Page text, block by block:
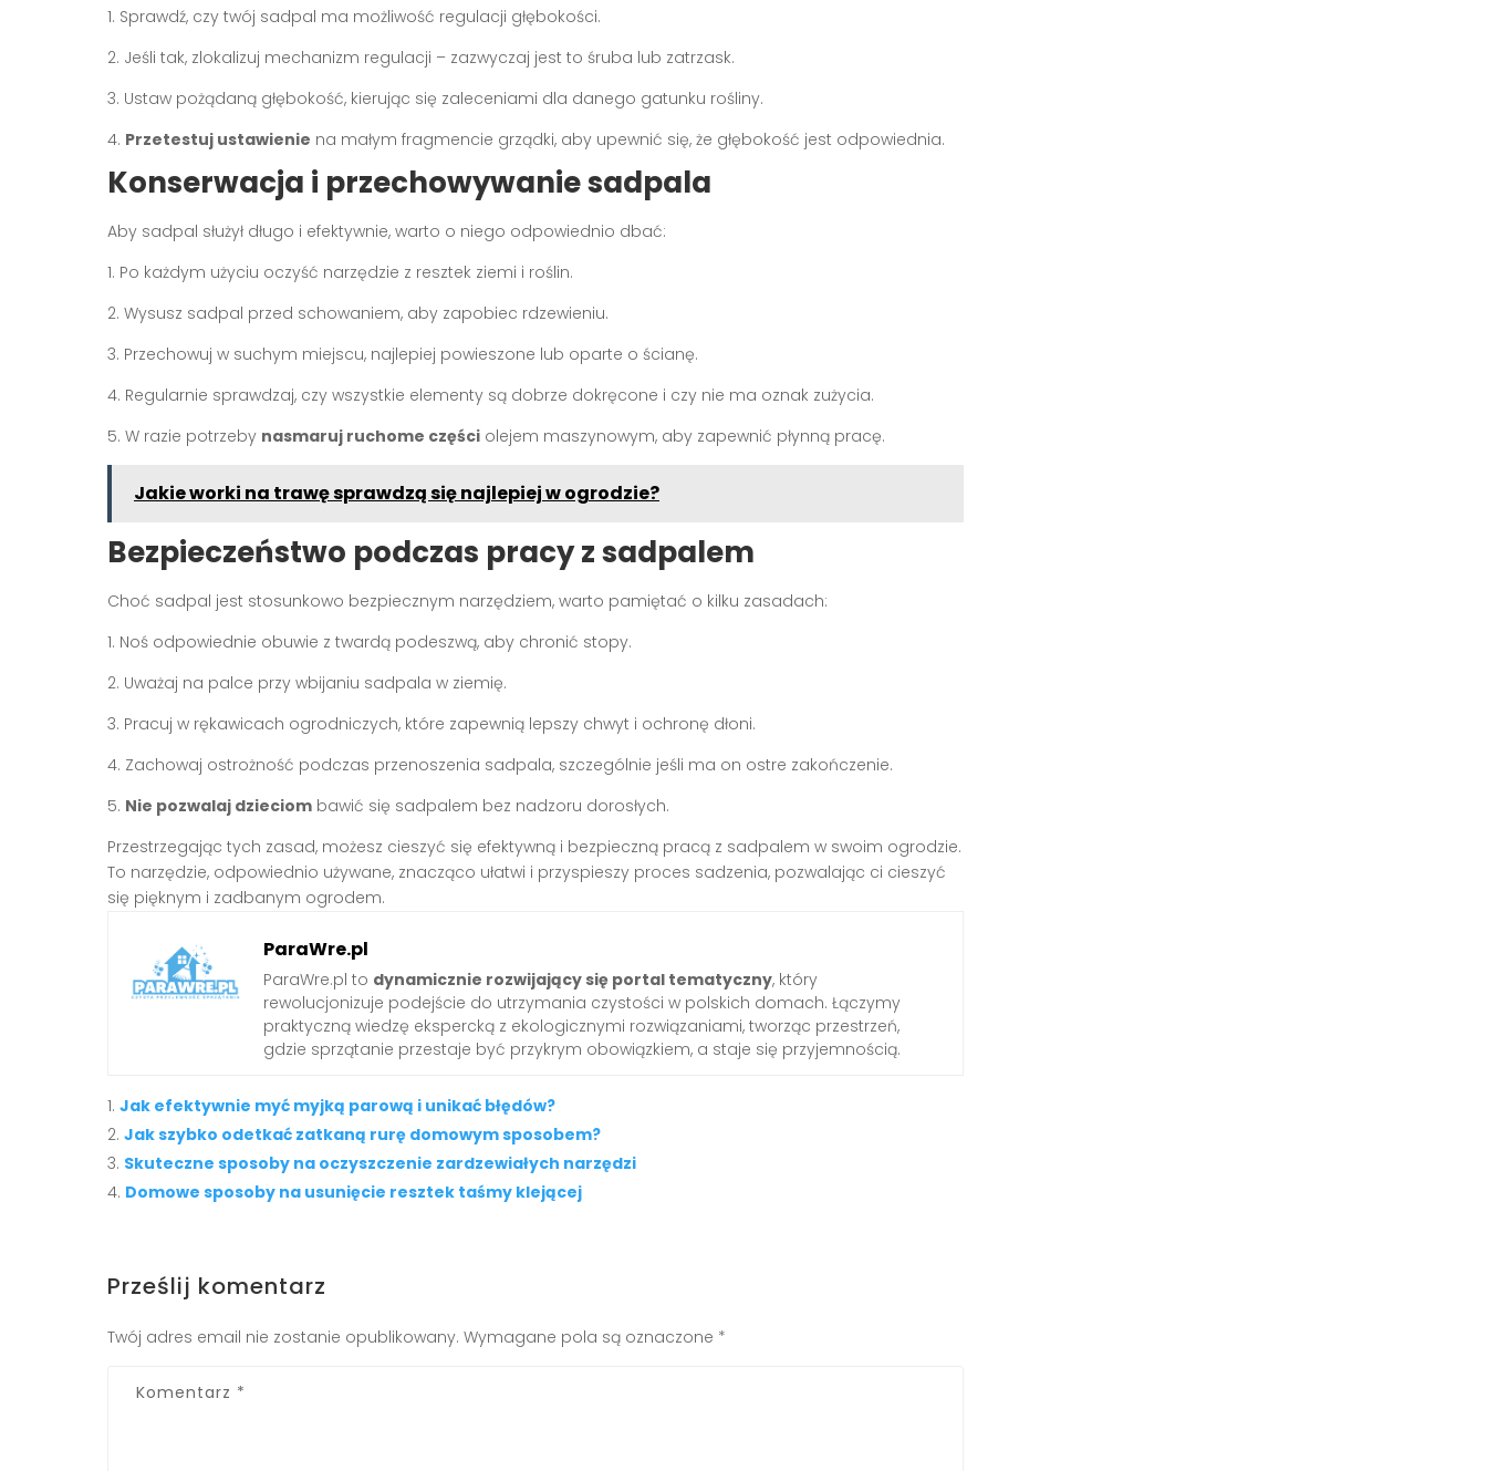
1. Sprawdź, czy twój sadpal ma możliwość regulacji głębokości.
2. Jeśli tak, zlokalizuj mechanizm regulacji – zazwyczaj jest to śruba lub zatrzask.
3. Ustaw pożądaną głębokość, kierując się zaleceniami dla danego gatunku rośliny.
4. Przetestuj ustawienie na małym fragmencie grządki, aby upewnić się, że głębokość jest odpowiednia.
Konserwacja i przechowywanie sadpala
Aby sadpal służył długo i efektywnie, warto o niego odpowiednio dbać:
1. Po każdym użyciu oczyść narzędzie z resztek ziemi i roślin.
2. Wysusz sadpal przed schowaniem, aby zapobiec rdzewieniu.
3. Przechowuj w suchym miejscu, najlepiej powieszone lub oparte o ścianę.
4. Regularnie sprawdzaj, czy wszystkie elementy są dobrze dokręcone i czy nie ma oznak zużycia.
5. W razie potrzeby nasmaruj ruchome części olejem maszynowym, aby zapewnić płynną pracę.
Jakie worki na trawę sprawdzą się najlepiej w ogrodzie?
Bezpieczeństwo podczas pracy z sadpalem
Choć sadpal jest stosunkowo bezpiecznym narzędziem, warto pamiętać o kilku zasadach:
1. Noś odpowiednie obuwie z twardą podeszwą, aby chronić stopy.
2. Uważaj na palce przy wbijaniu sadpala w ziemię.
3. Pracuj w rękawicach ogrodniczych, które zapewnią lepszy chwyt i ochronę dłoni.
4. Zachowaj ostrożność podczas przenoszenia sadpala, szczególnie jeśli ma on ostre zakończenie.
5. Nie pozwalaj dzieciom bawić się sadpalem bez nadzoru dorosłych.
Przestrzegając tych zasad, możesz cieszyć się efektywną i bezpieczną pracą z sadpalem w swoim ogrodzie.
To narzędzie, odpowiednio używane, znacząco ułatwi i przyspieszy proces sadzenia, pozwalając ci cieszyć
się pięknym i zadbanym ogrodem.
ParaWre.pl
ParaWre.pl to dynamicznie rozwijający się portal tematyczny, który
rewolucjonizuje podejście do utrzymania czystości w polskich domach. Łączymy
praktyczną wiedzę ekspercką z ekologicznymi rozwiązaniami, tworząc przestrzeń,
gdzie sprzątanie przestaje być przykrym obowiązkiem, a staje się przyjemnością.
Jak efektywnie myć myjką parową i unikać błędów?
Jak szybko odetkać zatkaną rurę domowym sposobem?
Skuteczne sposoby na oczyszczenie zardzewiałych narzędzi
Domowe sposoby na usunięcie resztek taśmy klejącej
Prześlij komentarz
Twój adres email nie zostanie opublikowany. Wymagane pola są oznaczone *